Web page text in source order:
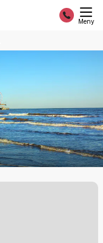
Meny